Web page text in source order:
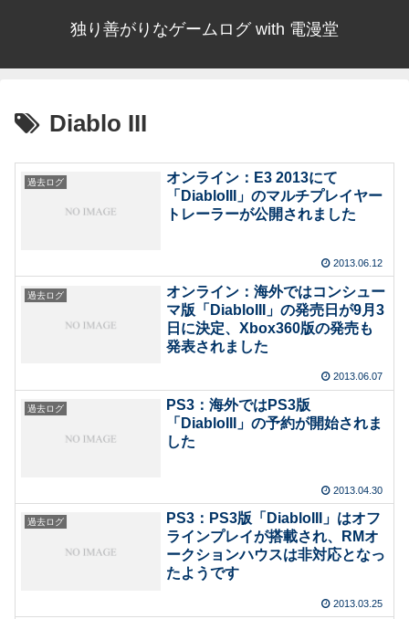
独り善がりなゲームログ with 電漫堂
Diablo III
過去ログ
オンライン：E3 2013にて
「DiabloIII」のマルチプレイヤー
トレーラーが公開されました
2013.06.12
過去ログ
オンライン：海外ではコンシュー
マ版「DiabloIII」の発売日が9月3
日に決定、Xbox360版の発売も
発表されました
2013.06.07
過去ログ
PS3：海外ではPS3版
「DiabloIII」の予約が開始されま
した
2013.04.30
過去ログ
PS3：PS3版「DiabloIII」はオフ
ラインプレイが搭載され、RMオ
ークションハウスは非対応となっ
たようです
2013.03.25